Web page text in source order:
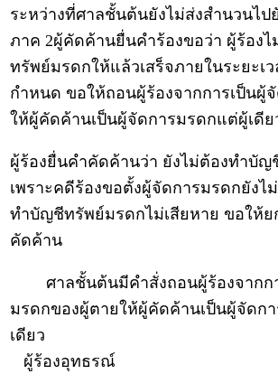
ระหว่างที่ศาลชั้นต้นยังไม่ส่งสำนวนไ
ภาค 2ผู้คัดค้านยื่นคำร้องขอว่า ผู้ร้อง
ทรัพย์มรดกให้แล้วเสร็จภายในระยะเ
กำหนด ขอให้ถอนผู้ร้องจากการเป็นผู้
ให้ผู้คัดค้านเป็นผู้จัดการมรดกแต่ผู้เดีย
ผู้ร้องยื่นคำคัดค้านว่า ยังไม่ต้องทำบั
เพราะคดีร้องขอตั้งผู้จัดการมรดกยังไ
ทำบัญชีทรัพย์มรดกไม่เสียหาย ขอให้ย
คัดค้าน
ศาลชั้นต้นมีคำสั่งถอนผู้ร้องจากกา
มรดกของผู้ตายให้ผู้คัดค้านเป็นผู้จัดก
เดียว
ผู้ร้องอุทธรณ์